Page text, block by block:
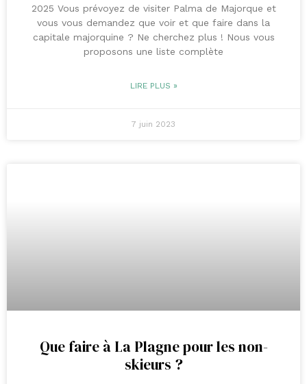
2025 Vous prévoyez de visiter Palma de Majorque et
vous vous demandez que voir et que faire dans la
capitale majorquine ? Ne cherchez plus ! Nous vous
proposons une liste complète
LIRE PLUS »
7 juin 2023
Que faire à La Plagne pour les non-
skieurs ?